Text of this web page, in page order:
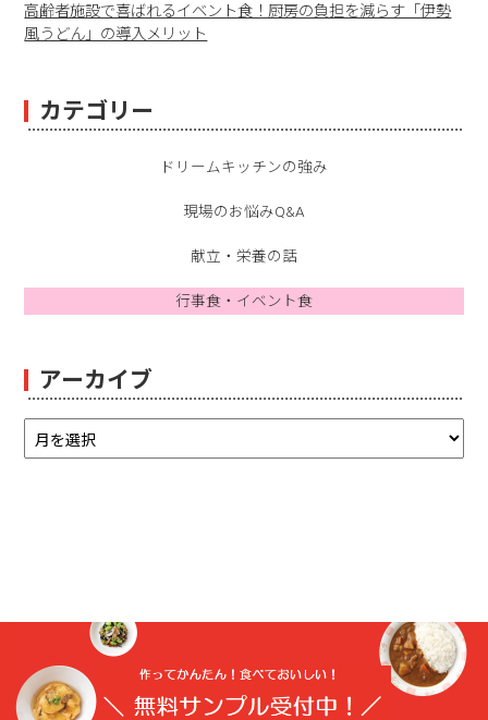
高齢者施設で喜ばれるイベント食！厨房の負担を減らす「伊勢
風うどん」の導入メリット
カテゴリー
ドリームキッチンの強み
現場のお悩みQ&A
献立・栄養の話
行事食・イベント食
アーカイブ